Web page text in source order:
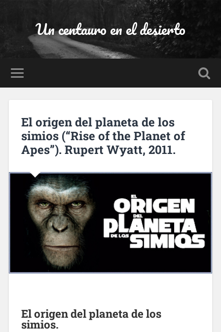
Un centauro en el desierto
El origen del planeta de los
simios (“Rise of the Planet of
Apes”). Rupert Wyatt, 2011.
El origen del planeta de los
simios.